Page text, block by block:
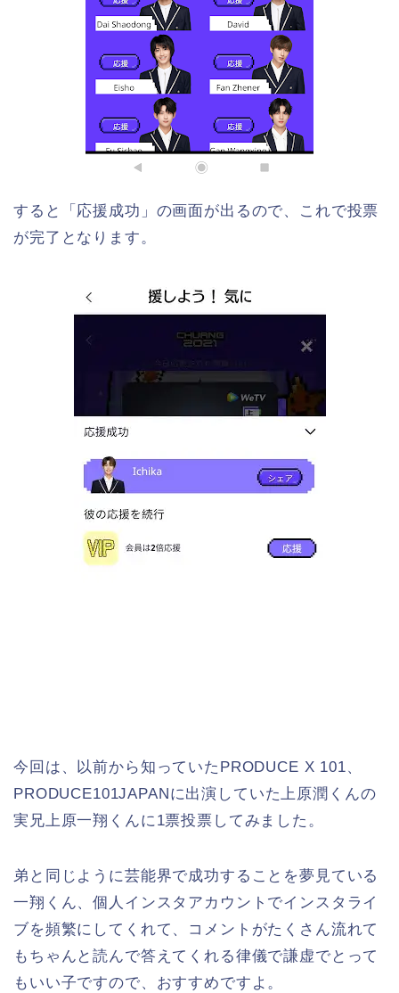
すると「応援成功」の画面が出るので、これで投票
が完了となります。
今回は、以前から知っていたPRODUCE X 101、
PRODUCE101JAPANに出演していた上原潤くんの
実兄上原一翔くんに1票投票してみました。
弟と同じように芸能界で成功することを夢見ている
一翔くん、個人インスタアカウントでインスタライ
ブを頻繁にしてくれて、コメントがたくさん流れて
もちゃんと読んで答えてくれる律儀で謙虚でとって
もいい子ですので、おすすめですよ。